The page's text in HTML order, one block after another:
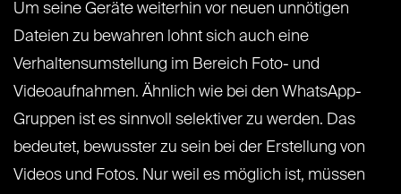
Um seine Geräte weiterhin vor neuen unnötigen
Dateien zu bewahren lohnt sich auch eine
Verhaltensumstellung im Bereich Foto- und
Videoaufnahmen. Ähnlich wie bei den WhatsApp-
Gruppen ist es sinnvoll selektiver zu werden. Das
bedeutet, bewusster zu sein bei der Erstellung von
Videos und Fotos. Nur weil es möglich ist, müssen